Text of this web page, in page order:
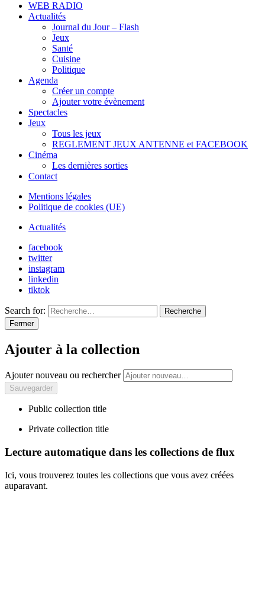
WEB RADIO
Actualités
Journal du Jour – Flash
Jeux
Santé
Cuisine
Politique
Agenda
Créer un compte
Ajouter votre évènement
Spectacles
Jeux
Tous les jeux
REGLEMENT JEUX ANTENNE et FACEBOOK
Cinéma
Les dernières sorties
Contact
Mentions légales
Politique de cookies (UE)
Actualités
facebook
twitter
instagram
linkedin
tiktok
Search for:
Recherche
Fermer
Ajouter à la collection
Ajouter nouveau ou rechercher
Public collection title
Private collection title
Lecture automatique dans les collections de flux
Ici, vous trouverez toutes les collections que vous avez créées
auparavant.